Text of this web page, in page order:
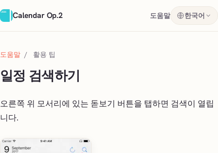
Calendar Op.2 도움말 한국어
도움말 / 활용 팁
일정 검색하기
오른쪽 위 모서리에 있는 돋보기 버튼을 탭하면 검색이 열립
니다.